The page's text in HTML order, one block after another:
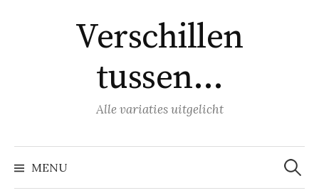
Verschillen
tussen…
Alle variaties uitgelicht
MENU
Zoeken
naar: